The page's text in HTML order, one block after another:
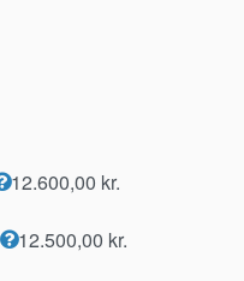
12.600,00 kr.
12.500,00 kr.